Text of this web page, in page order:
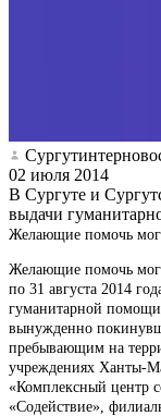
02 июля 2014
В Сургуте и
выдачи
Желающие помочь
Желающие помочь
по 31 августа 2014
гуманитарной
вынужденно
пребывающим на
учреждениях Ханты-
«Комплексный центр
«Содействие»,